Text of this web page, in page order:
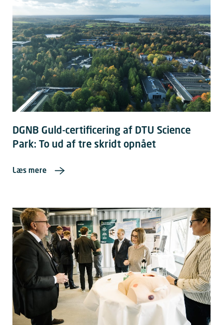
DGNB Guld-certificering af DTU Science
Park: To ud af tre skridt opnået
Læs mere